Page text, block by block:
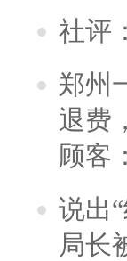
社评
郑州
退费
顾客
说出
局长